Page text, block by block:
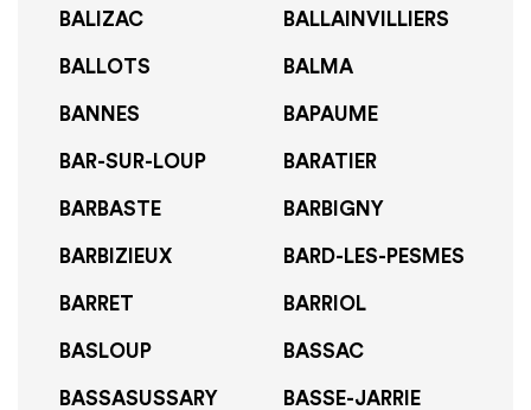
BALIZAC BALLAINVILLIERS
BALLOTS BALMA
BANNES BAPAUME
BAR-SUR-LOUP BARATIER
BARBASTE BARBIGNY
BARBIZIEUX BARD-LES-PESMES
BARRET BARRIOL
BASLOUP BASSAC
BASSASUSSARY BASSE-JARRIE